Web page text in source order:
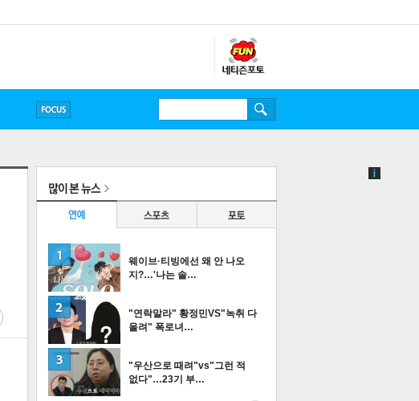
웨이브·티빙에선 왜 안 나오
지?…'나는 솔…
"연락말라" 황정민VS"녹취 다
올려" 폭로녀…
"우산으로 때려"vs"그런 적
없다"…23기 부…